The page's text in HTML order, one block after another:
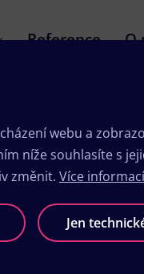
Reference O
v
webu a
níže souhlasíte s
změnit. Více informací
Jen